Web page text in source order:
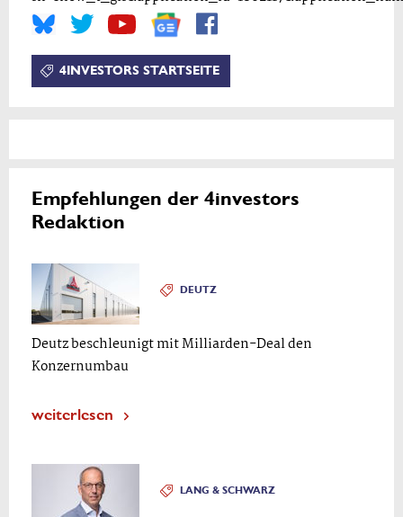
4INVESTORS STARTSEITE
Empfehlungen der 4investors
Redaktion
DEUTZ
Deutz beschleunigt mit Milliarden-Deal den
Konzernumbau
weiterlesen
LANG & SCHWARZ